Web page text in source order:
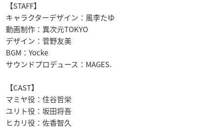
【STAFF】
キャラクターデザイン：風李たゆ
動画制作：異次元TOKYO
デザイン：菅野友美
BGM：Yocke
サウンドプロデュース：MAGES.
【CAST】
マミヤ役：住谷哲栄
ユリト役：坂田将吾
ヒカリ役：佐香智久